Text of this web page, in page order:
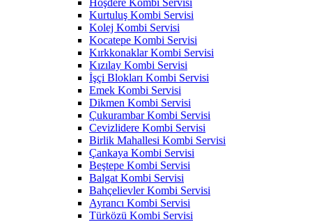
Hoşdere Kombi Servisi
Kurtuluş Kombi Servisi
Kolej Kombi Servisi
Kocatepe Kombi Servisi
Kırkkonaklar Kombi Servisi
Kızılay Kombi Servisi
İşçi Blokları Kombi Servisi
Emek Kombi Servisi
Dikmen Kombi Servisi
Çukurambar Kombi Servisi
Cevizlidere Kombi Servisi
Birlik Mahallesi Kombi Servisi
Çankaya Kombi Servisi
Beştepe Kombi Servisi
Balgat Kombi Servisi
Bahçelievler Kombi Servisi
Ayrancı Kombi Servisi
Türközü Kombi Servisi